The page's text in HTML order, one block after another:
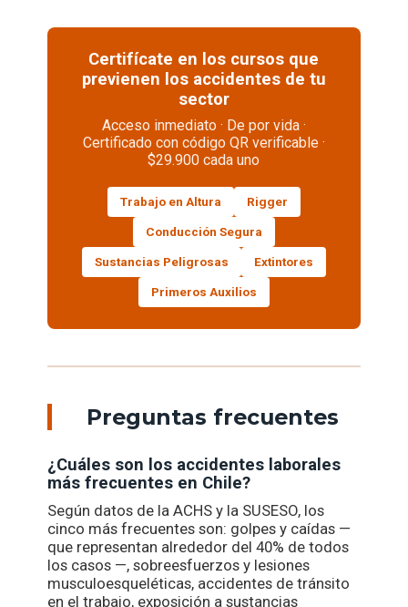
Certifícate en los cursos que
previenen los accidentes de tu
sector
Acceso inmediato · De por vida ·
Certificado con código QR verificable ·
$29.900 cada uno
Trabajo en Altura Rigger
Conducción Segura
Sustancias Peligrosas Extintores
Primeros Auxilios
Preguntas frecuentes
¿Cuáles son los accidentes laborales
más frecuentes en Chile?
Según datos de la ACHS y la SUSESO, los
cinco más frecuentes son: golpes y caídas —
que representan alrededor del 40% de todos
los casos —, sobreesfuerzos y lesiones
musculoesqueléticas, accidentes de tránsito
en el trabajo, exposición a sustancias